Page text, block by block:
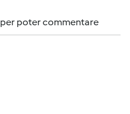
per poter commentare